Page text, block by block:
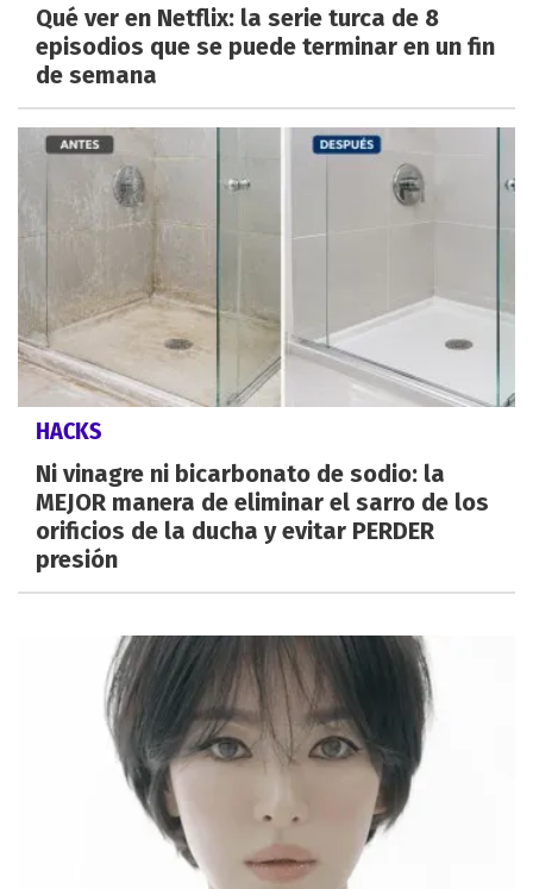
Qué ver en Netflix: la serie turca de 8
episodios que se puede terminar en un fin
de semana
HACKS
Ni vinagre ni bicarbonato de sodio: la
MEJOR manera de eliminar el sarro de los
orificios de la ducha y evitar PERDER
presión